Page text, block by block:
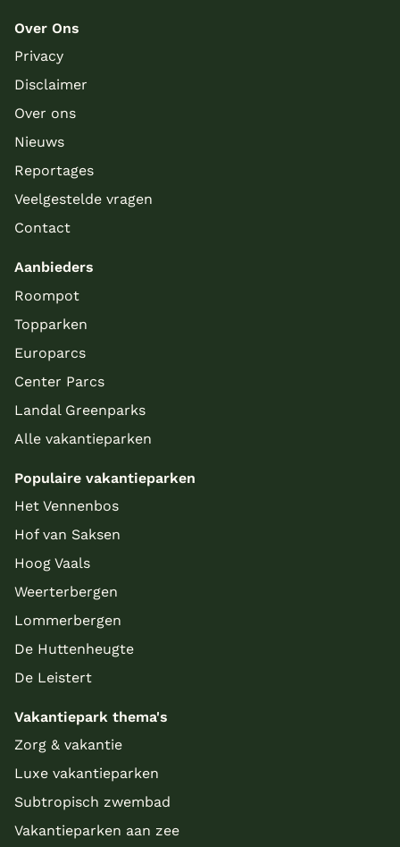
Over Ons
Privacy
Disclaimer
Over ons
Nieuws
Reportages
Veelgestelde vragen
Contact
Aanbieders
Roompot
Topparken
Europarcs
Center Parcs
Landal Greenparks
Alle vakantieparken
Populaire vakantieparken
Het Vennenbos
Hof van Saksen
Hoog Vaals
Weerterbergen
Lommerbergen
De Huttenheugte
De Leistert
Vakantiepark thema's
Zorg & vakantie
Luxe vakantieparken
Subtropisch zwembad
Vakantieparken aan zee